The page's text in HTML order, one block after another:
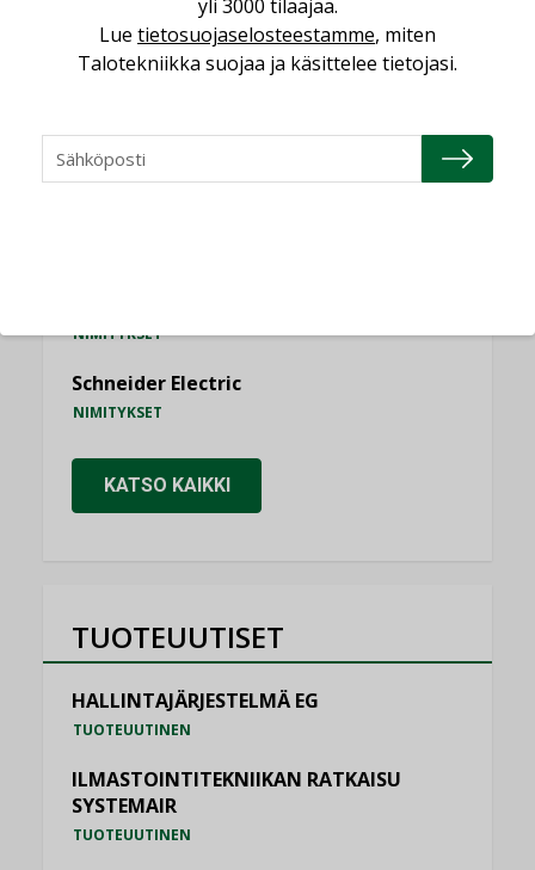
NIMITYKSET
Consti
NIMITYKSET
NIMITYKSET
Schneider Electric
NIMITYKSET
KATSO KAIKKI
TUOTEUUTISET
HALLINTAJÄRJESTELMÄ EG
TUOTEUUTINEN
ILMASTOINTITEKNIIKAN RATKAISU
SYSTEMAIR
TUOTEUUTINEN
yli 3000 tilaajaa.
Lue tietosuojaselosteestamme, miten
Talotekniikka suojaa ja käsittelee tietojasi.